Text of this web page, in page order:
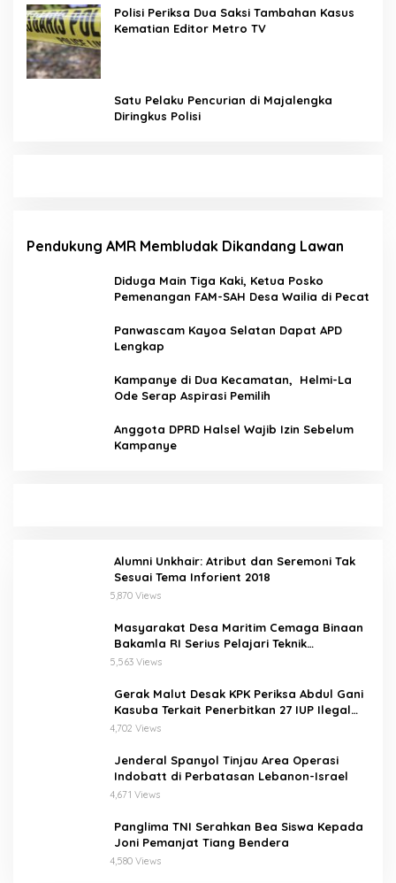
Polisi Periksa Dua Saksi Tambahan Kasus
Kematian Editor Metro TV
Satu Pelaku Pencurian di Majalengka
Diringkus Polisi
Pendukung AMR Membludak Dikandang Lawan
Diduga Main Tiga Kaki, Ketua Posko
Pemenangan FAM-SAH Desa Wailia di Pecat
Panwascam Kayoa Selatan Dapat APD
Lengkap
Kampanye di Dua Kecamatan, Helmi-La
Ode Serap Aspirasi Pemilih
Anggota DPRD Halsel Wajib Izin Sebelum
Kampanye
Alumni Unkhair: Atribut dan Seremoni Tak
Sesuai Tema Inforient 2018
5,870 Views
Masyarakat Desa Maritim Cemaga Binaan
Bakamla RI Serius Pelajari Teknik
Padamkan Api dan Penyelamatan di Laut
5,563 Views
Gerak Malut Desak KPK Periksa Abdul Gani
Kasuba Terkait Penerbitkan 27 IUP Ilegal
dan Hasil Temuan BPK RI
4,702 Views
Jenderal Spanyol Tinjau Area Operasi
Indobatt di Perbatasan Lebanon-Israel
4,671 Views
Panglima TNI Serahkan Bea Siswa Kepada
Joni Pemanjat Tiang Bendera
4,580 Views